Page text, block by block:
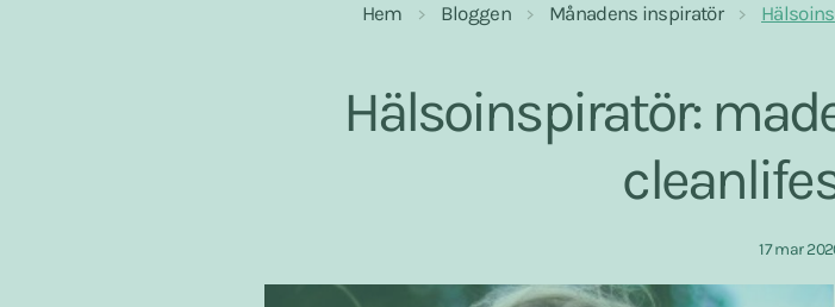
Hem Bloggen Månadens inspiratör
Hälsoinspiratör:
17 mar